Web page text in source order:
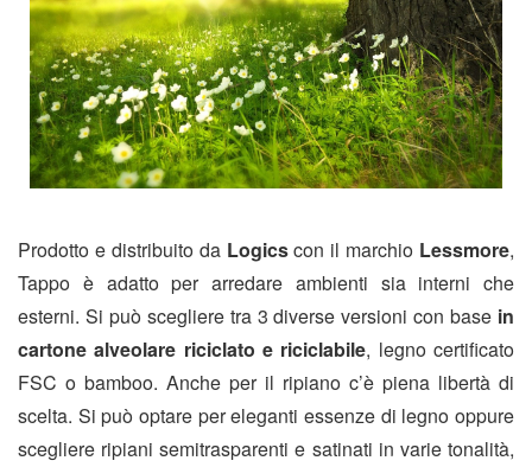
Prodotto e distribuito da Logicscon il marchio Lessmore,
Tappo è adatto per arredare ambienti sia interni che
esterni. Si può scegliere tra 3 diverse versioni con base in
cartone alveolare riciclato e riciclabile, legno certificato
FSC o bamboo. Anche per il ripiano c’è piena libertà di
scelta. Si può optare per eleganti essenze di legno oppure
scegliere ripiani semitrasparenti e satinati in varie tonalità,